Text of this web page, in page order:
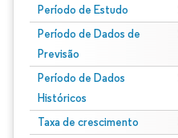
Período de Estudo
Período de Dados de
Previsão
Período de Dados
Históricos
Taxa de crescimento